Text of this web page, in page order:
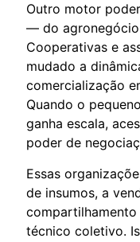
Outro motor
— do
Cooperativas e
mudado a
comercialização
Quando o
ganha escala,
poder de
Essas
de insumos, a
técnico coletivo.